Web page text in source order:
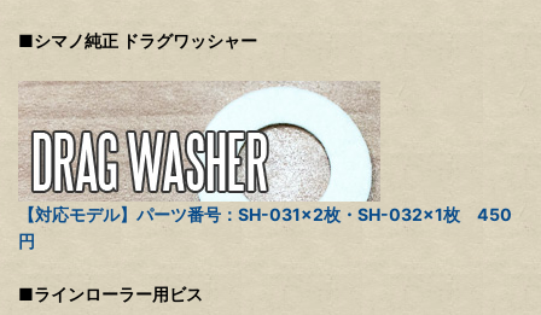
■シマノ純正 ドラグワッシャー
【対応モデル】パーツ番号：SH-031×2枚・SH-032×1枚 450
円
■ラインローラー用ビス